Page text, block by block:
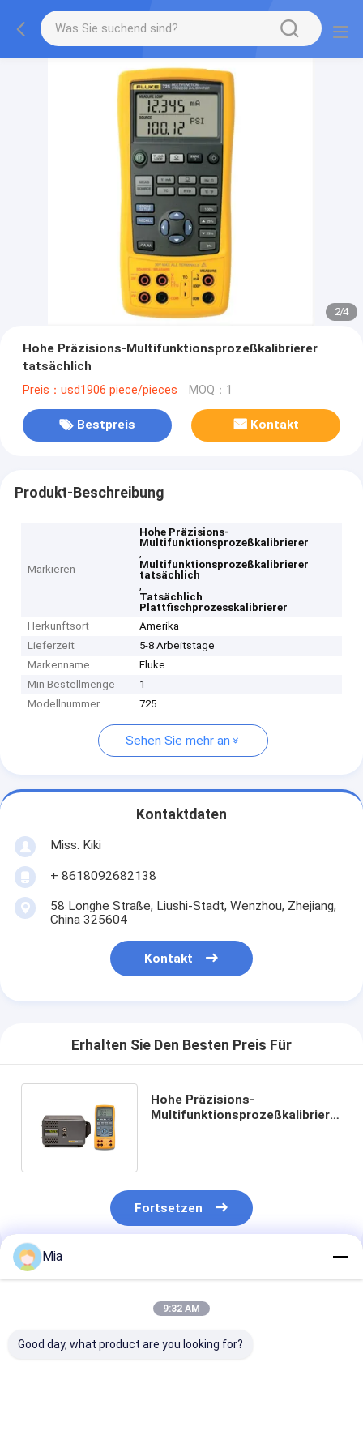
2/4
Hohe Präzisions-Multifunktionsprozeßkalibrierer
tatsächlich
Preis：usd1906 piece/pieces MOQ：1
Bestpreis Kontakt
Produkt-Beschreibung
Markieren
Hohe Präzisions-
Multifunktionsprozeßkalibrierer
,
Multifunktionsprozeßkalibrierer
tatsächlich
,
Tatsächlich
Plattfischprozesskalibrierer
Herkunftsort
Amerika
Lieferzeit
5-8 Arbeitstage
Markenname
Fluke
Min Bestellmenge
1
Modellnummer
725
Sehen Sie mehr an
Kontaktdaten
Miss. Kiki
+ 8618092682138
58 Longhe Straße, Liushi-Stadt, Wenzhou, Zhejiang,
China 325604
Kontakt
Erhalten Sie Den Besten Preis Für
Hohe Präzisions-
Multifunktionsprozeßkalibrierer
Fortsetzen
Empfohlene Produkte
Mia
9:32 AM
Good day, what product are you looking for?